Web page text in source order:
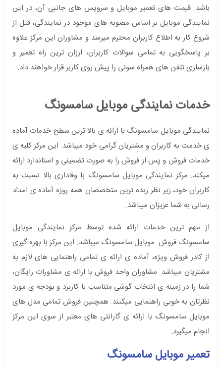
باشد. قیمت های تعمیر موبایل و سرویس های جانبی آن، در این
نمایندگی موبایل بر اساس مصوبه های موجود در نمایندگی، قبل از
شروع کار به اطلاع کاربران محترم میرسد و مشاوران این مرکز علاوه
بر پاسخگویی به تمامی سوالات کاربران، ارزان ترین راه تعمیر و
بازسازی تلفن های همراه سونی را پیش روی کاربر قرار خواهند داد.
خدمات نمایندگی موبایل سامسونگ
نمایندگی موبایل سامسونگ با ارائه ی بالا ترین سطح خدمات آماده
ی خدمت به کاربران و مشتریان گرامی خود میباشد. این مرکز کلیه ی
خدمات فروش و پس از فروش را به صورت تضمینی و استاندارد ارائه
میکند. مرکز نمایندگی موبایل سامسونگ با وفاداری بالا نسبت به
کاربران خود، زیر نظر زبده ترین متخصصان همه روزه آماده ی امداد
رسانی به شما عزیزان میباشد.
از مهم ترین خدمات ارائه شده توسط مرکز نمایندگی موبایل
سامسونگ فروش موبایل سامسونگ میباشد. این مرکز با بهره گیری
از کادر فروش ویژه، آماده ی ارائه ی تمامی راهنمایی های لازم به
مشتریان میباشد. مشاوران واحد فروش با ارائه ی مشاورات رایگان،
شما را در زمینه ی انتخاب گوشی متناسب با کاربرد و بودجه ی مورد
نظرتان به خوبی راهنمایی میکنند. همچنین فروش تمامی مدل های
موبایل سامسونگ با ارائه ی گارانتی های معتبر از سوی این مرکز
انجام میگیرد.
تعمیر موبایل سامسونگ